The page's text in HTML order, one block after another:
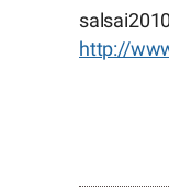
salsai2010
http://